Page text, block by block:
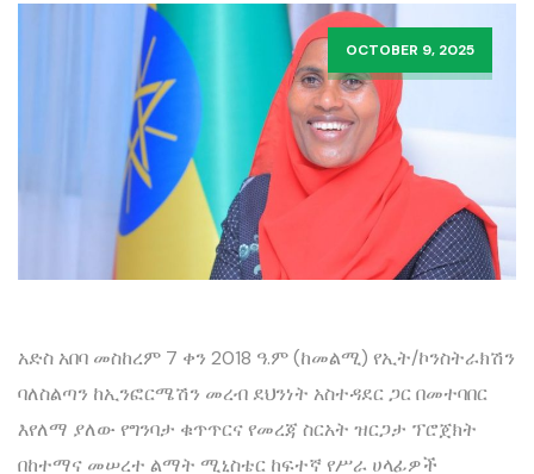
OCTOBER 9, 2025
አድስ አበባ መስከረም 7 ቀን 2018 ዓ.ም (ከመልሚ) የኢት/ኮንስትራክሽን
ባለስልጣን ከኢንፎርሜሽን መረብ ደህንነት አስተዳደር ጋር በመተባበር
እየለማ ያለው የግንባታ ቁጥጥርና የመረጃ ስርአት ዝርጋታ ፕሮጀክት
በከተማና መሠረተ ልማት ሚኒስቴር ከፍተኛ የሥራ ሀላፊዎች